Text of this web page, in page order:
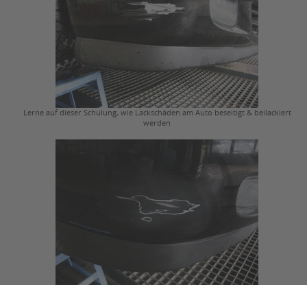
Lerne auf dieser Schulung, wie Lackschäden am Auto beseitigt & beilackiert
werden